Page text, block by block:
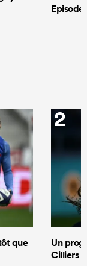
Episode
que
2
Un
Cilliers